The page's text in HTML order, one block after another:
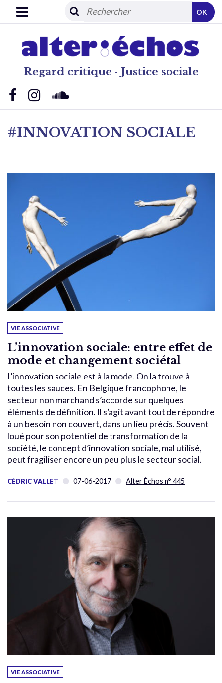
Regard critique · Justice sociale
OK
#INNOVATION SOCIALE
VIE ASSOCIATIVE
L’innovation sociale: entre effet de
mode et changement sociétal
L’innovation sociale est à la mode. On la trouve à
toutes les sauces. En Belgique francophone, le
secteur non marchand s’accorde sur quelques
éléments de définition. Il s’agit avant tout de répondre
à un besoin non couvert, dans un lieu précis. Souvent
loué pour son potentiel de transformation de la
société, le concept d’innovation sociale, mal utilisé,
peut fragiliser encore un peu plus le secteur social.
CÉDRIC VALLET 07-06-2017 Alter Échos n° 445
VIE ASSOCIATIVE